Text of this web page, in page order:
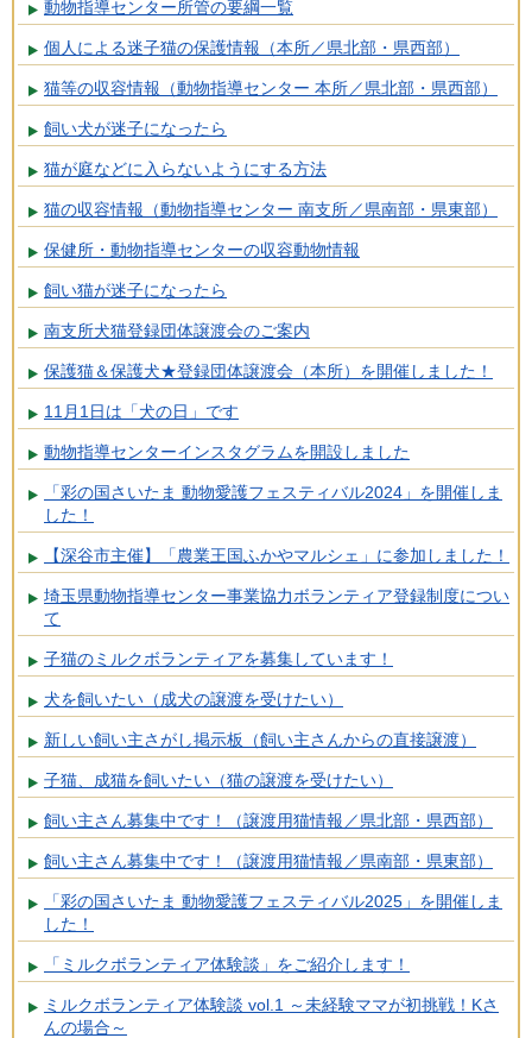
動物指導センター所管の要綱一覧
個人による迷子猫の保護情報（本所／県北部・県西部）
猫等の収容情報（動物指導センター 本所／県北部・県西部）
飼い犬が迷子になったら
猫が庭などに入らないようにする方法
猫の収容情報（動物指導センター 南支所／県南部・県東部）
保健所・動物指導センターの収容動物情報
飼い猫が迷子になったら
南支所犬猫登録団体譲渡会のご案内
保護猫＆保護犬★登録団体譲渡会（本所）を開催しました！
11月1日は「犬の日」です
動物指導センターインスタグラムを開設しました
「彩の国さいたま 動物愛護フェスティバル2024」を開催しま
した！
【深谷市主催】「農業王国ふかやマルシェ」に参加しました！
埼玉県動物指導センター事業協力ボランティア登録制度につい
て
子猫のミルクボランティアを募集しています！
犬を飼いたい（成犬の譲渡を受けたい）
新しい飼い主さがし掲示板（飼い主さんからの直接譲渡）
子猫、成猫を飼いたい（猫の譲渡を受けたい）
飼い主さん募集中です！（譲渡用猫情報／県北部・県西部）
飼い主さん募集中です！（譲渡用猫情報／県南部・県東部）
「彩の国さいたま 動物愛護フェスティバル2025」を開催しま
した！
「ミルクボランティア体験談」をご紹介します！
ミルクボランティア体験談 vol.1 ～未経験ママが初挑戦！Kさ
んの場合～